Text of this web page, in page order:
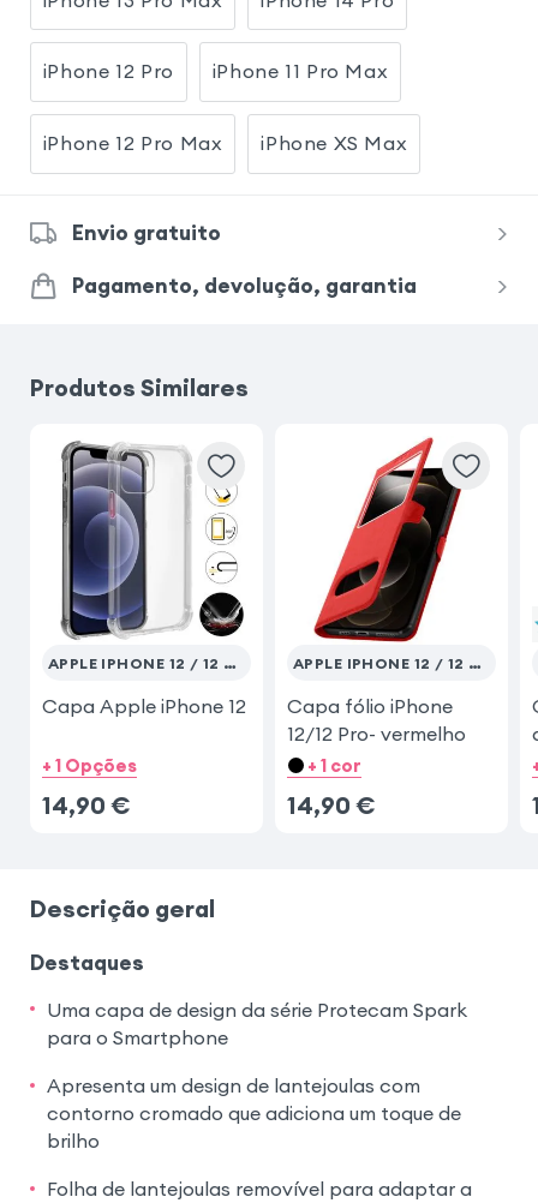
iPhone 12 Pro iPhone 11 Pro Max
iPhone 12 Pro Max iPhone XS Max
Envio gratuito
Pagamento, devolução, garantia
Produtos Similares
APPLE IPHONE 12 / 12 PRO
Capa Apple iPhone 12
+ 1 Opções
14,90 €
APPLE IPHONE 12 / 12 PRO
Capa fólio iPhone
12/12 Pro- vermelho
+ 1 cor
14,90 €
Descrição geral
Destaques
Uma capa de design da série Protecam Spark
para o Smartphone
Apresenta um design de lantejoulas com
contorno cromado que adiciona um toque de
brilho
Folha de lantejoulas removível para adaptar a